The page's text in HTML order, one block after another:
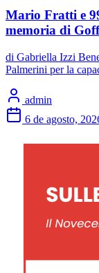
Mario Fratti e
memoria di
di Gabriella Izzi
Palmerini per la
admin
6 de agosto,